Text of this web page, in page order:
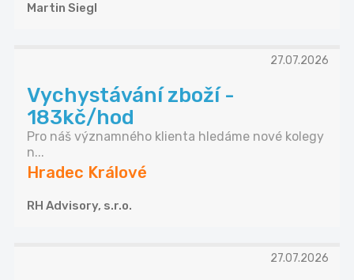
Martin Siegl
27.07.2026
Vychystávání zboží -
183kč/hod
Pro náš významného klienta hledáme nové kolegy
n...
Hradec Králové
RH Advisory, s.r.o.
27.07.2026